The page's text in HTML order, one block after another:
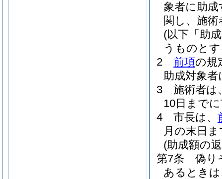
象者に助
関し、施
(以下「助
うものと
2
前項の規
助成対象
3
施術者は
10日まで
4
市長は、
月の末日
(助成額の
第7条
偽り
あるとき